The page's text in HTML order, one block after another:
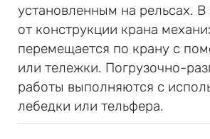
установленным на рельсах. В
от конструкции крана
перемещается по крану с
или тележки. Погрузочно-
работы выполняются с
лебедки или тельфера.